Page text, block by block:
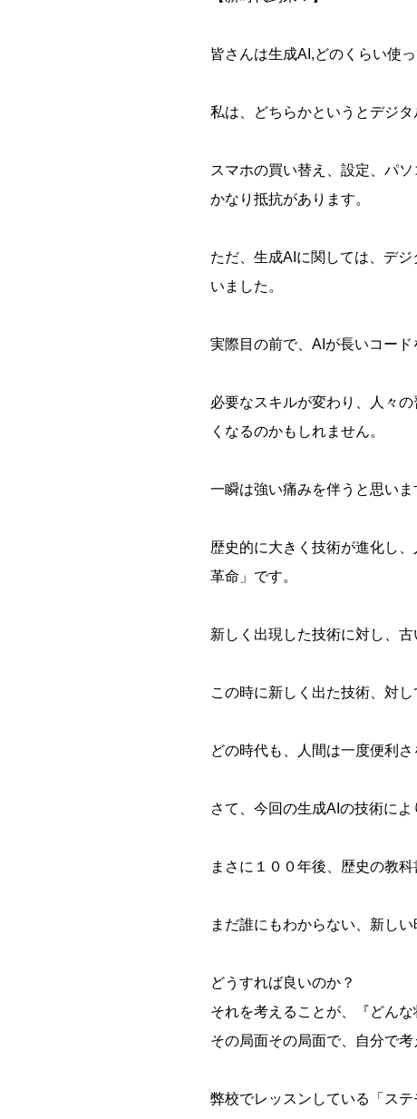
皆さんは生成AI,どのくらい使
私は、どちらかというとデジタ
スマホの買い替え、設定、パ
かなり抵抗があります。
ただ、生成AIに関しては、デ
いました。
実際目の前で、AIが長いコー
必要なスキルが変わり、人々
くなるのかもしれません。
一瞬は強い痛みを伴うと思い
歴史的に大きく技術が進化し
革命」です。
新しく出現した技術に対し、古
この時に新しく出た技術、対
どの時代も、人間は一度便利
さて、今回の生成AIの技術に
まさに１００年後、歴史の教
まだ誰にもわからない、新し
どうすれば良いのか？
それを考えることが、『どん
その局面その局面で、自分で
弊校でレッスンしている「ス